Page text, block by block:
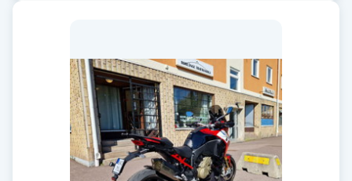
Extensions
Extensions borttagning
Eyeliner-tatuering